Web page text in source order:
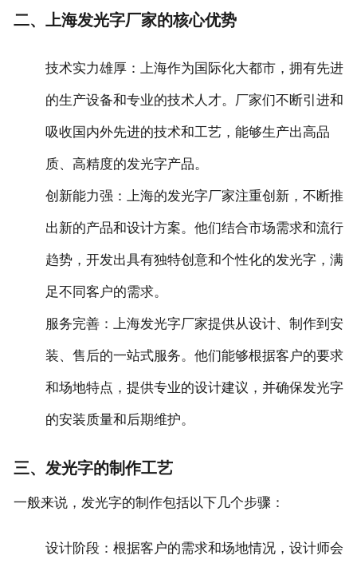
二、上海发光字厂家的核心优势
‌技术实力雄厚‌：上海作为国际化大都市，拥有先进
的生产设备和专业的技术人才。厂家们不断引进和
吸收国内外先进的技术和工艺，能够生产出高品
质、高精度的发光字产品。
‌创新能力强‌：上海的发光字厂家注重创新，不断推
出新的产品和设计方案。他们结合市场需求和流行
趋势，开发出具有独特创意和个性化的发光字，满
足不同客户的需求。
‌服务完善‌：上海发光字厂家提供从设计、制作到安
装、售后的一站式服务。他们能够根据客户的要求
和场地特点，提供专业的设计建议，并确保发光字
的安装质量和后期维护。
三、发光字的制作工艺
一般来说，发光字的制作包括以下几个步骤：
‌设计阶段‌：根据客户的需求和场地情况，设计师会